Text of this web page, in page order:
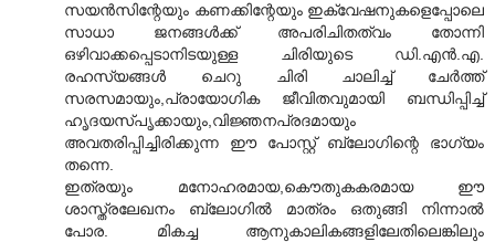
സയന്‍സിന്റേയും കണക്കിന്റേയും ഇക്വേഷനുകളെപ്പോലെ
സാധാ ജനങ്ങള്‍ക്ക് അപരിചിതത്വം തോന്നി
ഒഴിവാക്കപ്പെടാനിടയുള്ള ചിരിയുടെ ഡി.എന്‍.എ.
രഹസ്യങ്ങള്‍ ചെറു ചിരി ചാലിച്ച് ചേര്‍ത്ത്
സരസമായും,പ്രായോഗിക ജീവിതവുമായി ബന്ധിപ്പിച്ച്
ഹൃദയസ്പൃക്കായും,വിജ്ഞനപ്രദമായും
അവതരിപ്പിച്ചിരിക്കുന്ന ഈ പോസ്റ്റ് ബ്ലോഗിന്റെ ഭാഗ്യം
തന്നെ.
ഇത്രയും മനോഹരമായ,കൌതുകകരമായ ഈ
ശാസ്ത്രലേഖനം ബ്ലോഗില്‍ മാത്രം ഒതുങ്ങി നിന്നാല്‍
പോര. മികച്ച ആനുകാലികങ്ങളിലേതിലെങ്കിലും